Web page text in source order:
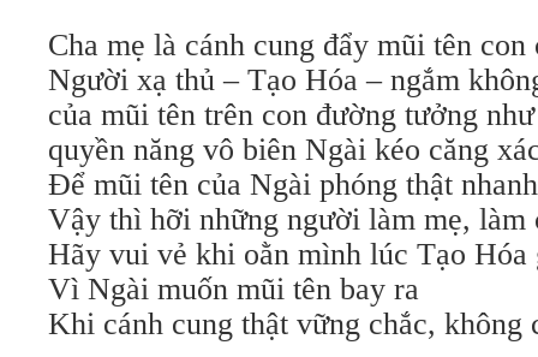
Cha mẹ là cánh cung đẩy mũi tên
Người xạ thủ – Tạo Hóa – ngắm
của mũi tên trên con đường tưởng
quyền năng vô biên Ngài kéo căng
Để mũi tên của Ngài phóng thật
Vậy thì hỡi những người làm mẹ, làm
Hãy vui vẻ khi oằn mình lúc Tạo Hóa
Vì Ngài muốn mũi tên bay ra
Khi cánh cung thật vững chắc, không